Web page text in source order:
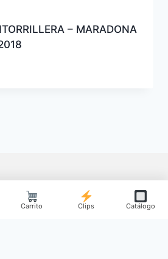
– MARADONA
Carrito Clips Catálogo